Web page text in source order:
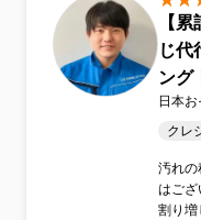
【
じ代
ング
日本
クレ
汚れの
はござ
割り増